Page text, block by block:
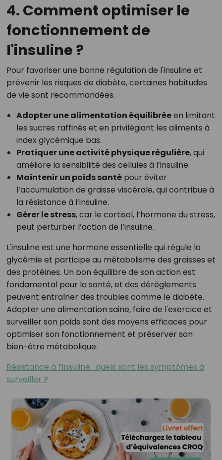
4. Comment optimiser le
fonctionnement de
l'insuline ?
Pour favoriser une bonne régulation de l'insuline et
prévenir les risques de diabète, certaines habitudes
de vie sont recommandées.
Adopter une alimentation équilibréeen limitant
les sucres raffinés et en privilégiant les aliments à
index glycémique bas.
Pratiquer une activité physique régulière, qui
améliore la sensibilité des cellules à l’insuline.
Maintenir un poids santépour éviter
l’accumulation de graisse viscérale, qui contribue à
la résistance à l’insuline.
Gérer le stress, car le cortisol, l’hormone du stress,
peut perturber l’action de l’insuline.
L'insuline est une hormone essentielle qui régule la
glycémie et participe au métabolisme des graisses et
des protéines. Un bon équilibre de son action est
fondamental pour la santé, et des dérèglements
peuvent entraîner des troubles comme le diabète.
Adopter une alimentation saine, faire de l'exercice et
surveiller son poids sont des moyens efficaces pour
optimiser son fonctionnement et préserver son
bien-être métabolique.
Résistance à l’insuline : quels sont les symptômes à
surveiller ?